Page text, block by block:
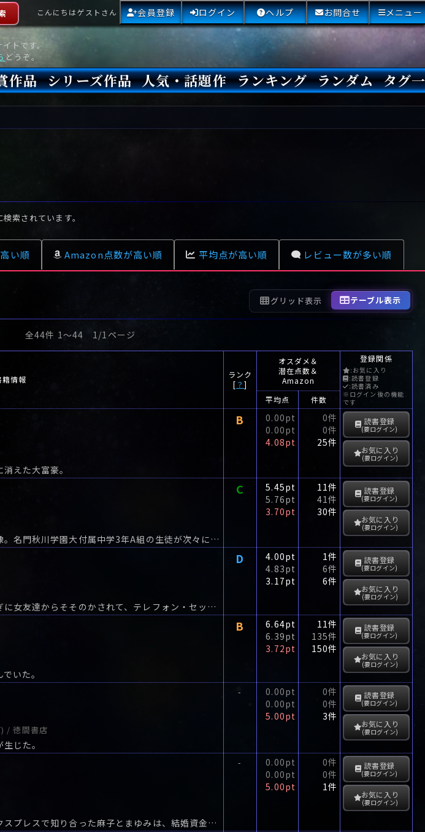
トです。
どうぞ。
こんにちはゲストさん 会員登録 ログイン ヘルプ お問合せ メニュー
』2026年版
』(海外)
ごい!』2026年版
ごい!』(海外)
!』2026年版
!』(海外)
ベスト10』2025年版
ベスト10』(海外)
ナル300
イド300
クル300
100 2012年版(国内)
100 2012年版(海外)
作品
推理作家協会賞
ミステリ大賞
哲也賞
正史ミステリ大賞
川乱歩賞
ィスト賞
のミステリーがすごい!』大賞
ソニー賞(長編賞)
ガー賞(MWA賞)
ルド・ダガー賞(CWA賞)
ー賞(長編賞)
スの鍵賞
他をもっとみる
シリーズ作品 人気・話題作
本日
3日間
今週
今月
最近閲覧された小説
ランキング
国内総合ランキング
海外総合ランキング
Amazon国内作品高評価
Amazon海外作品高評価
国内作品高評価
海外作品高評価
閲覧回数
オススメ投票回数
読書した人が多い小説
サイトランク
Sランク
Aランク
Bランク
Cランク
Dランク
Eランク
Fランク
ランダム タグ
初心者におすすめ
クローズド・サー
本格ミステリ
青春ミステリ
学園ミステリ
日常の謎
SFミステリ
倒叙ミステリ
警察小説
映画化
ドラマ化
その他をもっとみ
索されています。
い順 Amazon点数が高い順 平均点が高い順 レビュー数が多い順
グリッド表示 テーブル表示
全44件 1〜44 1/1ページ
籍情報
ランク
[ ？]
オスダメ＆
潜在点数＆
Amazon
登録関係
:お気に入り
:読書登録
:読書済み
※ログイン後の機能
です
平均点 件数
えた大富豪。
B
0.00pt
0.00pt
4.08pt
0件
0件
25件
読書登録
(要ログイン)
お気に入り
(要ログイン)
学校という名の荒野をゆく、怖るべき中学生群像。名門秋川学園大付属中学3年A組の生徒が次々に惨殺された。
C
5.45pt
5.76pt
3.70pt
11件
41件
30件
読書登録
(要ログイン)
お気に入り
(要ログイン)
綾子は商社の電話交換手である。夜の退屈しのぎに女友達からそそのかされて、テレフォン・セックスを始めた。
D
4.00pt
4.83pt
3.17pt
1件
6件
6件
読書登録
(要ログイン)
お気に入り
(要ログイン)
いた。
B
6.64pt
6.39pt
3.72pt
11件
135件
150件
読書登録
(要ログイン)
お気に入り
(要ログイン)
/ 徳間書店
じた。
-
0.00pt
0.00pt
5.00pt
0件
0件
3件
読書登録
(要ログイン)
お気に入り
(要ログイン)
恋人たちを引き離す最終新幹線シンデレラ・エクスプレスで知り合った麻子とまゆみは、結婚資金を作るため、株を始めた。
-
0.00pt
0.00pt
5.00pt
0件
0件
1件
読書登録
(要ログイン)
お気に入り
(要ログイン)